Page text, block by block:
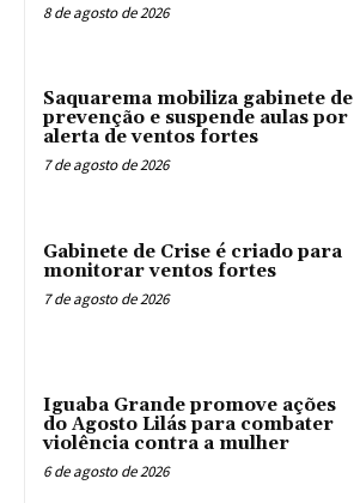
8 de agosto de 2026
Saquarema mobiliza gabinete de
prevenção e suspende aulas por
alerta de ventos fortes
7 de agosto de 2026
Gabinete de Crise é criado para
monitorar ventos fortes
7 de agosto de 2026
Iguaba Grande promove ações
do Agosto Lilás para combater
violência contra a mulher
6 de agosto de 2026